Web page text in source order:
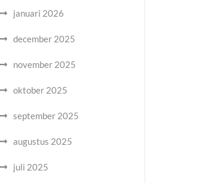
januari 2026
december 2025
november 2025
oktober 2025
september 2025
augustus 2025
juli 2025